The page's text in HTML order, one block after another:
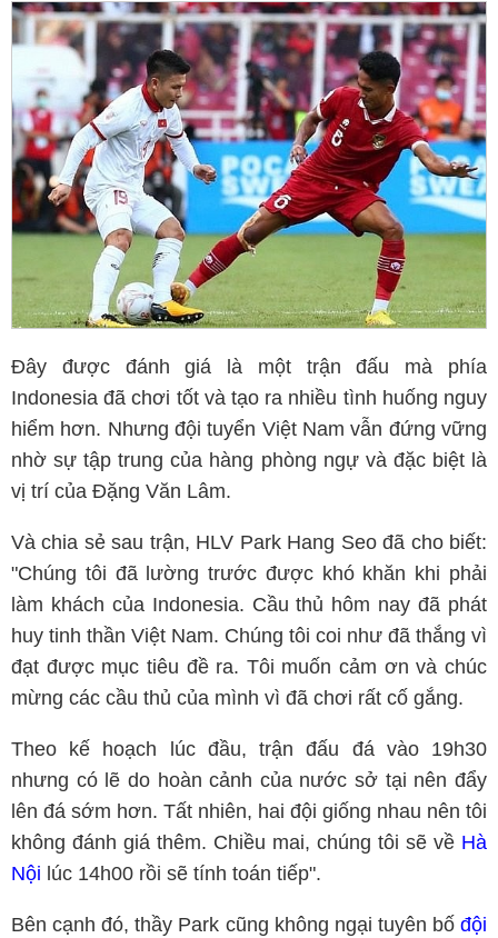
Đây được đánh giá là một trận đấu mà phía
Indonesia đã chơi tốt và tạo ra nhiều tình huống nguy
hiểm hơn. Nhưng đội tuyển Việt Nam vẫn đứng vững
nhờ sự tập trung của hàng phòng ngự và đặc biệt là
vị trí của Đặng Văn Lâm.
Và chia sẻ sau trận, HLV Park Hang Seo đã cho biết:
"Chúng tôi đã lường trước được khó khăn khi phải
làm khách của Indonesia. Cầu thủ hôm nay đã phát
huy tinh thần Việt Nam. Chúng tôi coi như đã thắng vì
đạt được mục tiêu đề ra. Tôi muốn cảm ơn và chúc
mừng các cầu thủ của mình vì đã chơi rất cố gắng.
Theo kế hoạch lúc đầu, trận đấu đá vào 19h30
nhưng có lẽ do hoàn cảnh của nước sở tại nên đẩy
lên đá sớm hơn. Tất nhiên, hai đội giống nhau nên tôi
không đánh giá thêm. Chiều mai, chúng tôi sẽ về Hà
Nội lúc 14h00 rồi sẽ tính toán tiếp".
Bên cạnh đó, thầy Park cũng không ngại tuyên bố đội